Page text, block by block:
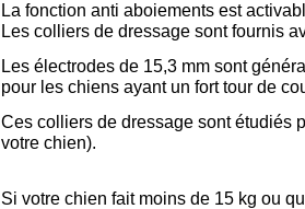
La fonction anti aboiements est
Les colliers de dressage sont fournis
Les électrodes de 15,3 mm sont
pour les chiens ayant un fort tour de
Ces colliers de dressage sont étudiés
votre chien).
Si votre chien fait moins de 15 kg ou